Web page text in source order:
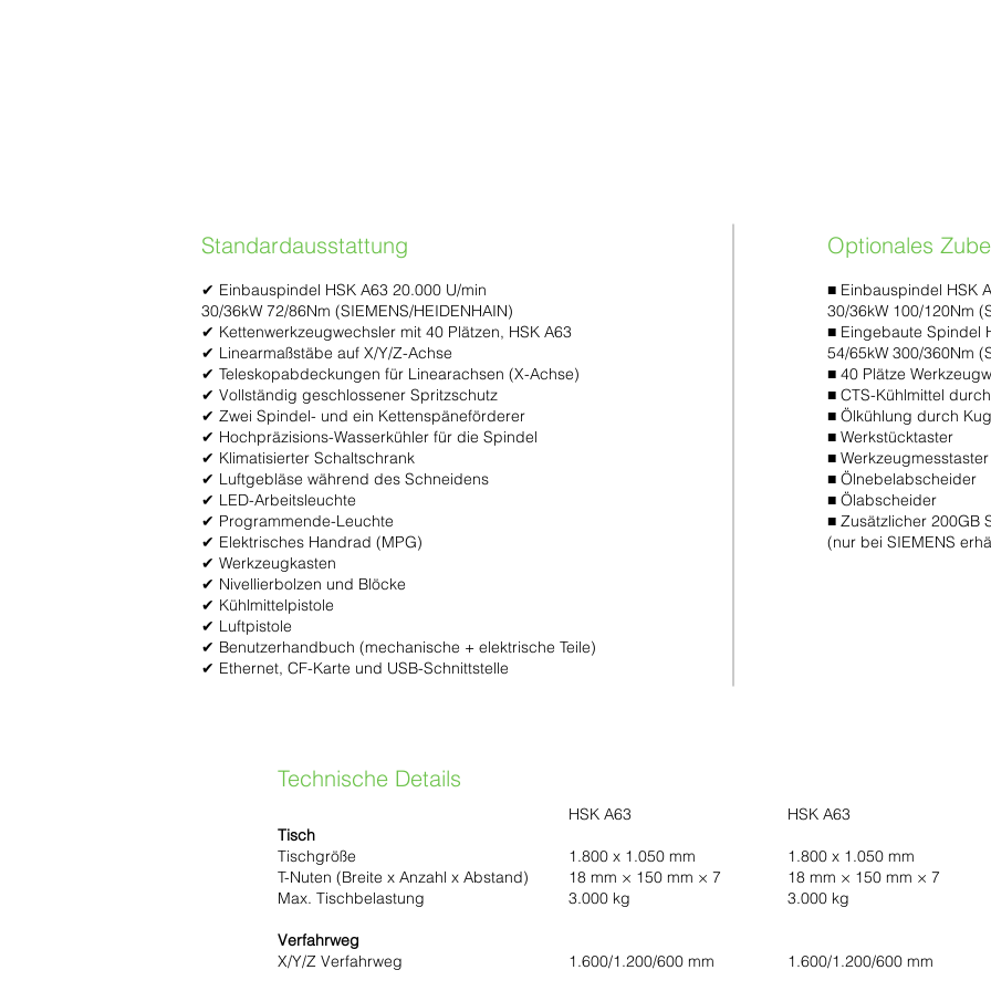
Standardausstattung
✔ Einbauspindel HSK A63 20.000 U/min
30/36kW 72/86Nm (SIEMENS/HEIDENHAIN)
✔ Kettenwerkzeugwechsler mit 40 Plätzen, HSK A63
✔ Linearmaßstäbe auf X/Y/Z-Achse
✔ Teleskopabdeckungen für Linearachsen (X-Achse)
✔ Vollständig geschlossener Spritzschutz
✔ Zwei Spindel- und ein Kettenspäneförderer
✔ Hochpräzisions-Wasserkühler für die Spindel
✔ Klimatisierter Schaltschrank
✔ Luftgebläse während des Schneidens
✔ LED-Arbeitsleuchte
✔ Programmende-Leuchte
✔ Elektrisches Handrad (MPG)
✔ Werkzeugkasten
✔ Nivellierbolzen und Blöcke
✔ Kühlmittelpistole
✔ Luftpistole
✔ Benutzerhandbuch (mechanische + elektrische Teile)
✔ Ethernet, CF-Karte und USB-Schnittstelle
Optionales
■ Einbauspindel HSK
30/36kW 100/120Nm
■ Eingebaute Spindel
54/65kW 300/360Nm
■ 40 Plätze
■ CTS-Kühlmittel
■ Ölkühlung durch
■ Werkstücktaster
■ Werkzeugmesstaster
■ Ölnebelabscheider
■ Ölabscheider
■ Zusätzlicher 200GB
(nur bei SIEMENS
Technische Details
Tisch
Tischgröße
T-Nuten (Breite x Anzahl x Abstand)
Max. Tischbelastung
Verfahrweg
X/Y/Z Verfahrweg
HSK A63
1.800 x 1.050 mm
18 mm × 150 mm × 7
3.000 kg
1.600/1.200/600 mm
HSK A63
1.800 x 1.050 mm
18 mm × 150 mm × 7
3.000 kg
1.600/1.200/600 mm